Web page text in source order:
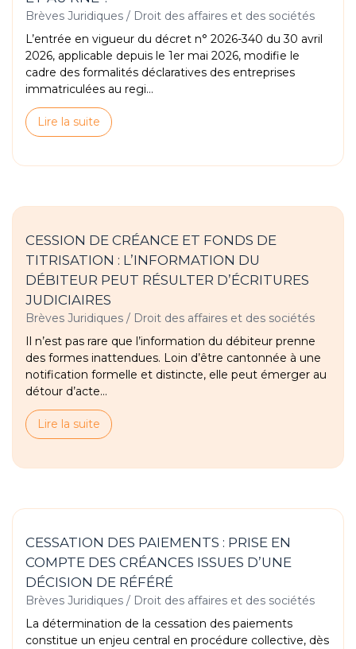
Brèves Juridiques / Droit des affaires et des sociétés
L’entrée en vigueur du décret n° 2026-340 du 30 avril
2026, applicable depuis le 1er mai 2026, modifie le
cadre des formalités déclaratives des entreprises
immatriculées au regi...
Lire la suite
CESSION DE CRÉANCE ET FONDS DE
TITRISATION : L’INFORMATION DU
DÉBITEUR PEUT RÉSULTER D’ÉCRITURES
JUDICIAIRES
Brèves Juridiques / Droit des affaires et des sociétés
Il n’est pas rare que l’information du débiteur prenne
des formes inattendues. Loin d’être cantonnée à une
notification formelle et distincte, elle peut émerger au
détour d’acte...
Lire la suite
CESSATION DES PAIEMENTS : PRISE EN
COMPTE DES CRÉANCES ISSUES D’UNE
DÉCISION DE RÉFÉRÉ
Brèves Juridiques / Droit des affaires et des sociétés
La détermination de la cessation des paiements
constitue un enjeu central en procédure collective, dès